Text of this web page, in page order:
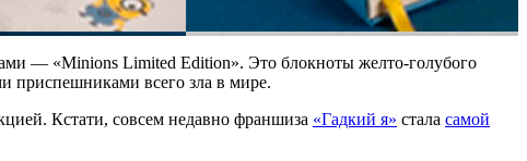
— «Minions Limited Edition». Это блокноты желто-голубого
приспешниками всего зла в мире.
Кстати, совсем недавно франшиза «Гадкий я» стала самой